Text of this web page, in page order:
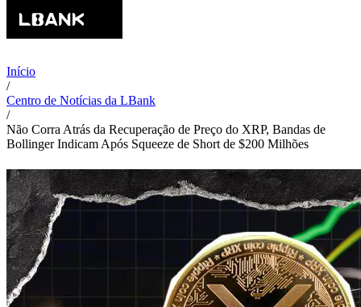
Início
/
Centro de Notícias da LBank
/
Não Corra Atrás da Recuperação de Preço do XRP, Bandas de
Bollinger Indicam Após Squeeze de Short de $200 Milhões